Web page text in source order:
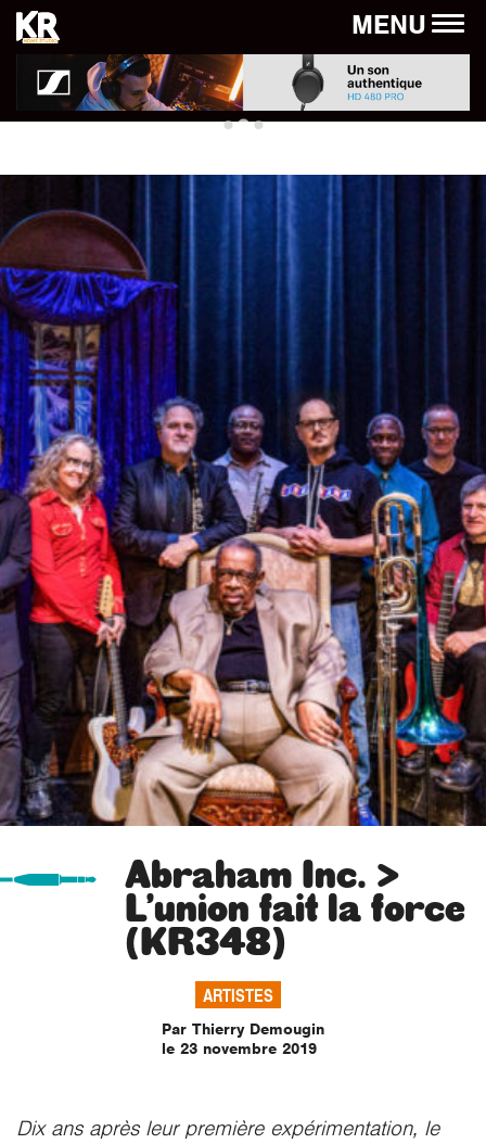
MENU
Abraham Inc. >
L’union fait la force
(KR348)
ARTISTES
Par Thierry Demougin
le 23 novembre 2019
Dix ans après leur première expérimentation, le
Panneau de gestion des cookies